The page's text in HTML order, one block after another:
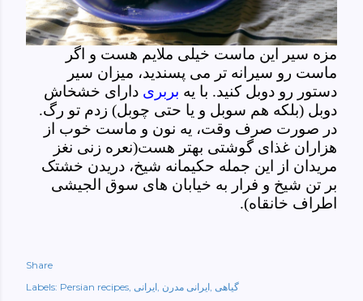
مزه سیر این ماست خیلی ملایم هست و اگر
ماست رو سیرانه تر می پسندید، میزان سیر
دستور رو دوبل کنید. با یه بربری دارای خشخاش
دوبل (بلکه هم سوبل و یا حتی چوبل) زدم تو رگ.
در صورت صرف وقت، یه نون و ماست خوب از
هزاران غذای گوشتی بهتر هست(نعره زنی نغز
مریدان از این جمله حکیمانه شیخ، دریدن خشتک
بر تن شیخ و فرار به خیابان های سوق الجیشی
اطراف خانقاه).
Share
Labels: Persian recipes ایرانی ایرانی مدرن گیاهی